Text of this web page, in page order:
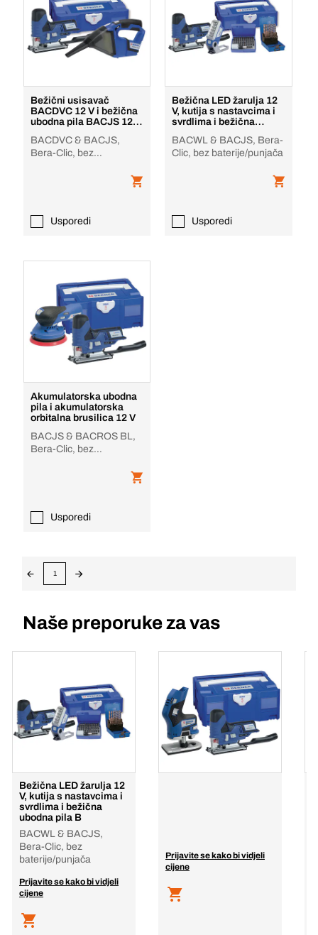
Bežični usisavač
BACDVC 12 V i bežična
ubodna pila BACJS 12 V
BACDVC & BACJS,
Bera-Clic, bez
Usporedi
Bežična LED žarulja 12
V, kutija s nastavcima i
svrdlima i bežična
BACWL & BACJS, Bera-
Clic, bez baterije/punjača
Usporedi
Akumulatorska ubodna
pila i akumulatorska
orbitalna brusilica 12 V
BACJS & BACROS BL,
Bera-Clic, bez
Usporedi
1
Naše preporuke za vas
Bežična LED žarulja 12
V, kutija s nastavcima i
svrdlima i bežična
ubodna pila B
BACWL & BACJS,
Bera-Clic, bez
baterije/punjača
Prijavite se kako bi vidjeli
cijene
Prijavite se kako bi vidjeli
cijene